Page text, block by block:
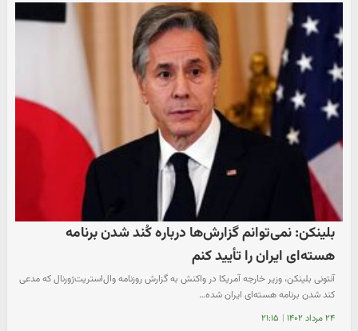
بلینکن: نمی‌توانم گزارش‌ها درباره کُند شدن برنامه
هسته‌ای ایران را تأیید کنم
آنتونی بلینکن، وزیر خارجه آمریکا در واکنش به گزارش روزنامه وال‌استریت‌ژورنال که مدعی
کند شدن برنامه هسته‌ای ایران شده…
۲۴ مرداد ۱۴۰۲ | ۲۱:۱۵